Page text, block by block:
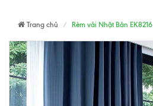
Trang chủ Rèm vải Nhật Bản EK8216